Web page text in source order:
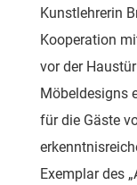
Kunstlehrerin
Kooperation
vor der
Möbeldesigns
für die Gäste
Exemplar des